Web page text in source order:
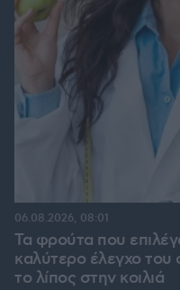
Τα φρούτα που
καλύτερο έλεγχο του
το λίπος στην κοιλιά
06.08.2026, 08:01